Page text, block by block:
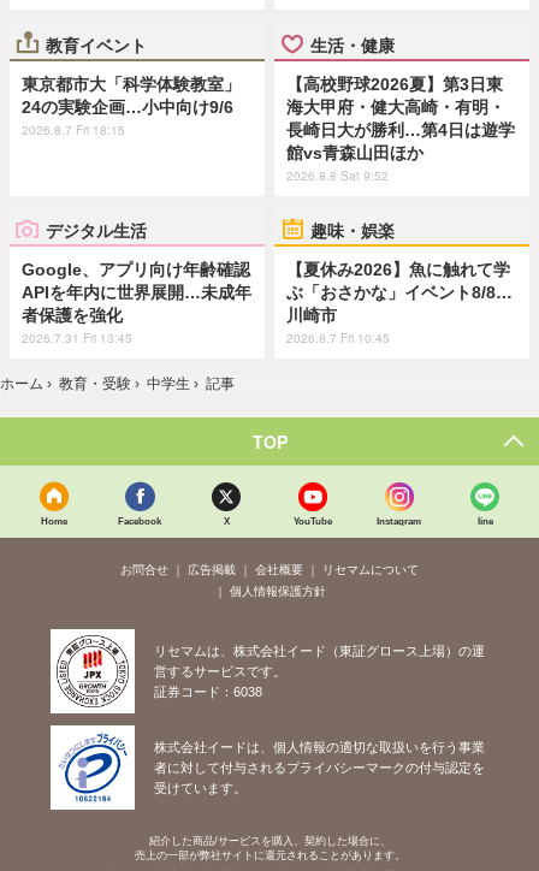
教育イベント
東京都市大「科学体験教室」
24の実験企画…小中向け9/6
2026.8.7 Fri 18:15
生活・健康
【高校野球2026夏】第3日東
海大甲府・健大高崎・有明・
長崎日大が勝利…第4日は遊学
館vs青森山田ほか
2026.8.8 Sat 9:52
デジタル生活
Google、アプリ向け年齢確認
APIを年内に世界展開…未成年
者保護を強化
2026.7.31 Fri 13:45
趣味・娯楽
【夏休み2026】魚に触れて学
ぶ「おさかな」イベント8/8…
川崎市
2026.8.7 Fri 10:45
ホーム › 教育・受験 › 中学生 › 記事
TOP
Home Facebook X YouTube Instagram line
お問合せ 広告掲載 会社概要
リセマムについて
個人情報保護方針
リセマムは、株式会社イード（東証グロース上場）の運
営するサービスです。
証券コード：6038
株式会社イードは、個人情報の適切な取扱いを行う事業
者に対して付与されるプライバシーマークの付与認定を
受けています。
紹介した商品/サービスを購入、契約した場合に、
売上の一部が弊社サイトに還元されることがあります。